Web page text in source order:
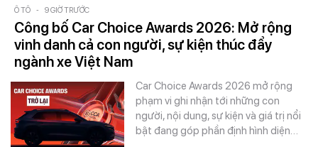
Ô TÔ - 9 GIỜ TRƯỚC
Công bố Car Choice Awards 2026: Mở rộng
vinh danh cả con người, sự kiện thúc đẩy
ngành xe Việt Nam
Car Choice Awards 2026 mở rộng
phạm vi ghi nhận tới những con
người, nội dung, sự kiện và giá trị nổi
bật đang góp phần định hình diện…